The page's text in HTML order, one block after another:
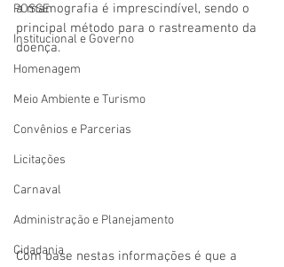
POSSE
Institucional e Governo
Homenagem
Meio Ambiente e Turismo
Convênios e Parcerias
Licitações
Carnaval
Administração e Planejamento
Cidadania
a mamografia é imprescindível, sendo o
principal método para o rastreamento da
doença.
Com base nestas informações é que a